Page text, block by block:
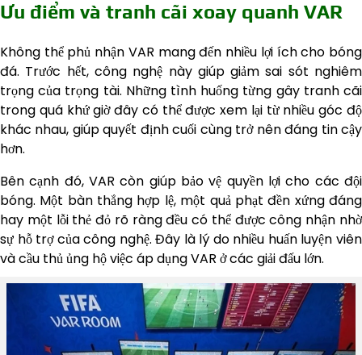
Ưu điểm và tranh cãi xoay quanh VAR
Không thể phủ nhận VAR mang đến nhiều lợi ích cho bóng
đá. Trước hết, công nghệ này giúp giảm sai sót nghiêm
trọng của trọng tài. Những tình huống từng gây tranh cãi
trong quá khứ giờ đây có thể được xem lại từ nhiều góc độ
khác nhau, giúp quyết định cuối cùng trở nên đáng tin cậy
hơn.
Bên cạnh đó, VAR còn giúp bảo vệ quyền lợi cho các đội
bóng. Một bàn thắng hợp lệ, một quả phạt đền xứng đáng
hay một lỗi thẻ đỏ rõ ràng đều có thể được công nhận nhờ
sự hỗ trợ của công nghệ. Đây là lý do nhiều huấn luyện viên
và cầu thủ ủng hộ việc áp dụng VAR ở các giải đấu lớn.